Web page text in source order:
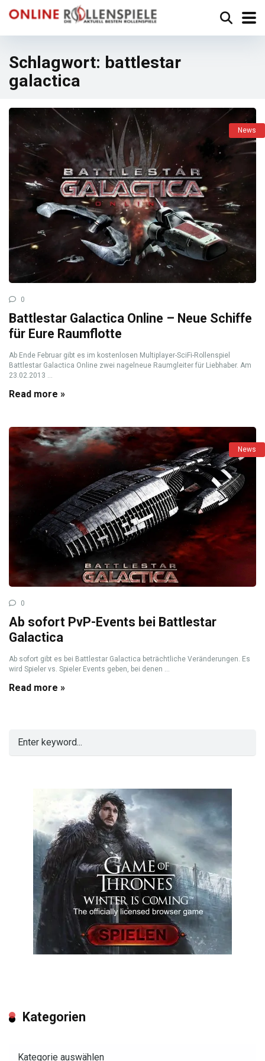
Schlagwort: battlestar
galactica
News
0
Battlestar Galactica Online – Neue Schiffe
für Eure Raumflotte
Ab Ende Februar gibt es im kostenlosen Multiplayer-SciFi-Rollenspiel
Battlestar Galactica Online zwei nagelneue Raumgleiter für Liebhaber. Am
23.02.2013 ...
Read more »
News
0
Ab sofort PvP-Events bei Battlestar
Galactica
Ab sofort gibt es bei Battlestar Galactica beträchtliche Veränderungen. Es
wird Spieler vs. Spieler Events geben, bei denen ...
Read more »
Kategorien